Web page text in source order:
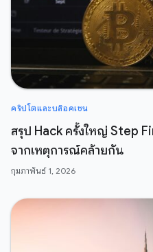
คริปโตและบล๊อคเชน
สรุป Hack ครั้งใหญ่ Step
จากเหตุการณ์คล้ายกัน
กุมภาพันธ์ 1, 2026